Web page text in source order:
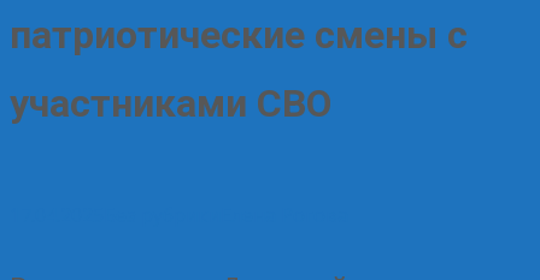
патриотические смены с
участниками СВО